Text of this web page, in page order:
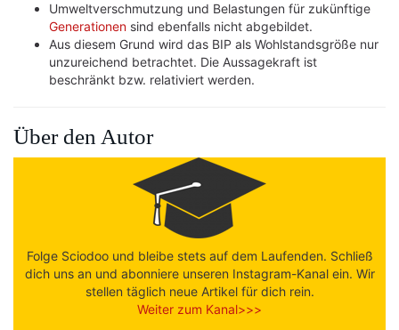
Umweltverschmutzung und Belastungen für zukünftige
Generationen sind ebenfalls nicht abgebildet.
Aus diesem Grund wird das BIP als Wohlstandsgröße nur
unzureichend betrachtet. Die Aussagekraft ist
beschränkt bzw. relativiert werden.
Über den Autor
Folge Sciodoo und bleibe stets auf dem Laufenden. Schließ
dich uns an und abonniere unseren Instagram-Kanal ein. Wir
stellen täglich neue Artikel für dich rein.
Weiter zum Kanal>>>